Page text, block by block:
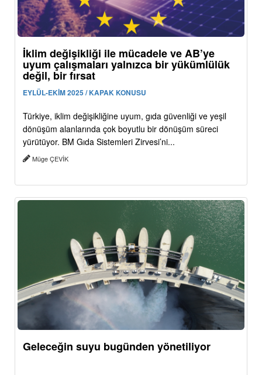
İklim değişikliği ile mücadele ve AB’ye
uyum çalışmaları yalnızca bir yükümlülük
değil, bir fırsat
EYLÜL-EKİM 2025 / KAPAK KONUSU
Türkiye, iklim değişikliğine uyum, gıda güvenliği ve yeşil
dönüşüm alanlarında çok boyutlu bir dönüşüm süreci
yürütüyor. BM Gıda Sistemleri Zirvesi’ni...
Müge ÇEVİK
Geleceğin suyu bugünden yönetiliyor